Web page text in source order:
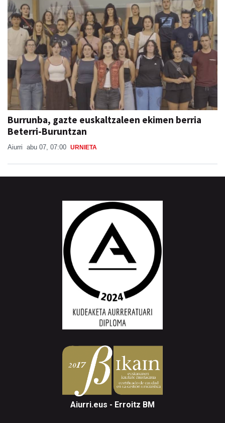
Burrunba, gazte euskaltzaleen ekimen berria
Beterri-Buruntzan
Aiurri abu 07, 07:00 URNIETA
Aiurri.eus - Erroitz BM